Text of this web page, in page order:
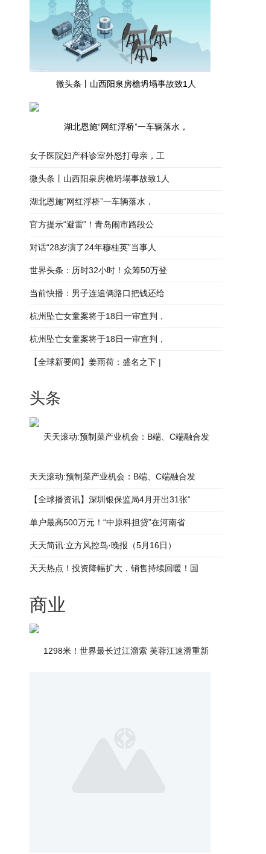
微头条丨山西阳泉房檐坍塌事故致1人
湖北恩施“网红浮桥”一车辆落水，
女子医院妇产科诊室外怒打母亲，工
微头条丨山西阳泉房檐坍塌事故致1人
湖北恩施“网红浮桥”一车辆落水，
官方提示“避雷”！青岛闹市路段公
对话“28岁演了24年穆桂英”当事人
世界头条：历时32小时！众筹50万登
当前快播：男子连追俩路口把钱还给
杭州坠亡女童案将于18日一审宣判，
杭州坠亡女童案将于18日一审宣判，
【全球新要闻】姜雨荷：盛名之下 |
头条
天天滚动:预制菜产业机会：B端、C端融合发
天天滚动:预制菜产业机会：B端、C端融合发
【全球播资讯】深圳银保监局4月开出31张“
单户最高500万元！“中原科担贷”在河南省
天天简讯:立方风控鸟·晚报（5月16日）
天天热点！投资降幅扩大，销售持续回暖！国
商业
1298米！世界最长过江溜索 芙蓉江速滑重新